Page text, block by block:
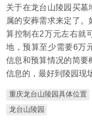
关于在龙台山陵园买墓
属的安葬需求来定了
算控制在2万元左右就
地，预算至少需要6万
信息和预算情况的简要
信息的，最好到陵园现
重庆龙台山陵园具体位置
龙台山陵园